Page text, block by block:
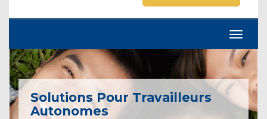
Solutions Pour Travailleurs
Autonomes